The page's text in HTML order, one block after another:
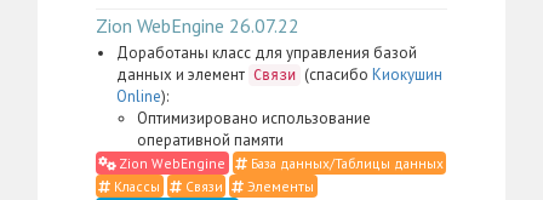
Zion WebEngine 26.07.22
Доработаны класс для управления базой
данных и элемент Связи (спасибо Киокушин
Online):
Оптимизировано использование
оперативной памяти
Zion WebEngine
База данных/Таблицы данных
Классы
Связи
Элементы